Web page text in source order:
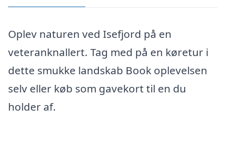
Oplev naturen ved Isefjord på en
veteranknallert. Tag med på en køretur i
dette smukke landskab Book oplevelsen
selv eller køb som gavekort til en du
holder af.